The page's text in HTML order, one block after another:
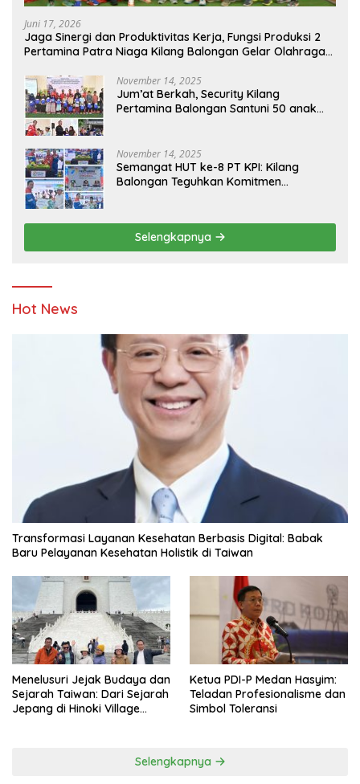
Juni 17, 2026
Jaga Sinergi dan Produktivitas Kerja, Fungsi Produksi 2
Pertamina Patra Niaga Kilang Balongan Gelar Olahraga
November 14, 2025
Jum’at Berkah, Security Kilang
Pertamina Balongan Santuni 50 anak
November 14, 2025
Semangat HUT ke-8 PT KPI: Kilang
Balongan Teguhkan Komitmen
Pendidikan
Selengkapnya
Hot News
Transformasi Layanan Kesehatan Berbasis Digital: Babak
Baru Pelayanan Kesehatan Holistik di Taiwan
Menelusuri Jejak Budaya dan
Sejarah Taiwan: Dari Sejarah
Jepang di Hinoki Village
Ketua PDI-P Medan Hasyim:
Teladan Profesionalisme dan
Simbol Toleransi
Selengkapnya